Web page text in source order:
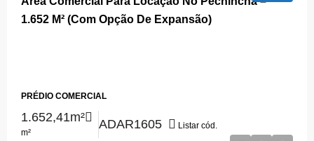
1.652 M² (Com Opção De Expansão)
PRÉDIO COMERCIAL
1.652,41m²
m²
ADAR1605 Listar cód.